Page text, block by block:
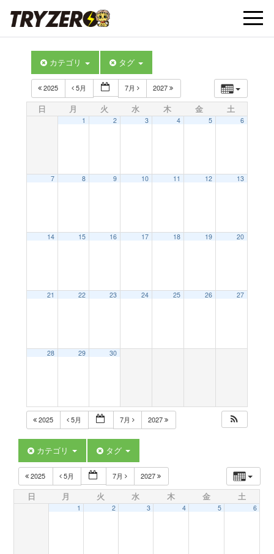
t
t
i
カテゴリ タグ
2025 5月 7月 2027
日 月 火 水 木 金 土
1 2 3 4 5 6
7 8 9 10 11 12 13
14 15 16 17 18 19 20
21 22 23 24 25 26 27
28 29 30
2025 5月 7月 2027
カテゴリ タグ
2025 5月 7月 2027
日 月 火 水 木 金 土
1 2 3 4 5 6